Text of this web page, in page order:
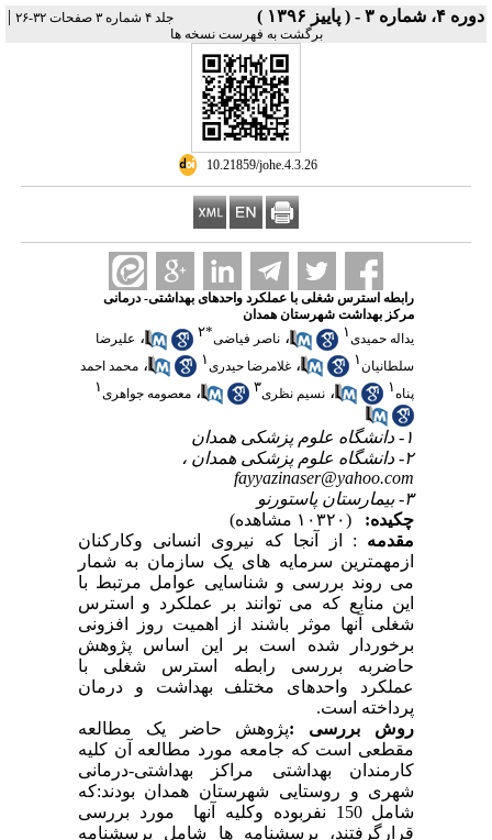
دوره ۴، شماره ۳ - ( پاییز ۱۳۹۶ ) جلد ۴ شماره ۳ صفحات ۳۲-۲۶ |
برگشت به فهرست نسخه ها
‎ 10.21859/johe.4.3.26
رابطه استرس شغلی با عملکرد واحدهای بهداشتی- درمانی
مرکز بهداشت شهرستان همدان
یداله حمیدی۱ ، ناصر فیاضی*۲ ، علیرضا
سلطانیان۱ ، غلامرضا حیدری۱ ، محمد احمد
پناه۱ ، نسیم نظری۳ ، معصومه جواهری۱
۱- دانشگاه علوم پزشکی همدان
۲- دانشگاه علوم پزشکی همدان ،
fayyazinaser@yahoo.com
۳- بیمارستان پاستورنو
چکیده:
(۱۰۳۲۰ مشاهده)
مقدمه : از آنجا که نیروی انسانی وکارکنان
ازمهمترین سرمایه های یک سازمان به شمار
می روند بررسی و شناسایی عوامل مرتبط با
این منابع که می توانند بر عملکرد و استرس
شغلی آنها موثر باشند از اهمیت روز افزونی
برخوردار شده است بر این اساس پژوهش
حاضربه بررسی رابطه استرس شغلی با
عملکرد واحد‌های مختلف بهداشت و درمان
پرداخته است.
روش بررسی :پژوهش حاضر یک مطالعه
مقطعی است که جامعه مورد مطالعه آن کلیه
کارمندان بهداشتی مراکز بهداشتی-درمانی
شهری و روستایی شهرستان همدان بودند:که
شامل 150 نفربوده وکلیه آنها مورد بررسی
قرارگرفتند، پرسشنامه ها شامل پرسشنامه